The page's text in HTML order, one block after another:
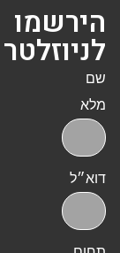
הירשמו
לניוזלטר
שם
מלא
דוא״ל